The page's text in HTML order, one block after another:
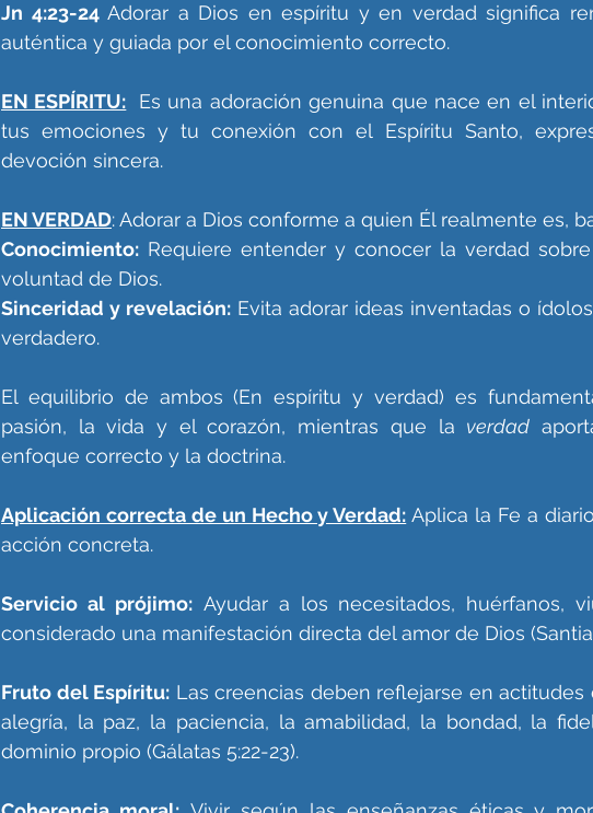
Jn 4:23-24 Adorar a Dios en espíritu y en verdad significa
auténtica y guiada por el conocimiento correcto.
EN ESPÍRITU:
Es una adoración genuina que nace en el
tus emociones y tu conexión con el Espíritu Santo,
devoción sincera.
EN VERDAD: Adorar a Dios conforme a quien Él realmente es,
Conocimiento: Requiere entender y conocer la verdad
voluntad de Dios.
Sinceridad y revelación: Evita adorar ideas inventadas o
verdadero.
El equilibrio de ambos (En espíritu y verdad) es
pasión, la vida y el corazón, mientras que la verdad
enfoque correcto y la doctrina.
Aplicación correcta de un Hecho y Verdad: Aplica la Fe a
acción concreta.
Servicio al prójimo: Ayudar a los necesitados, huérfanos,
considerado una manifestación directa del amor de Dios
Fruto del Espíritu: Las creencias deben reflejarse en actitudes
alegría, la paz, la paciencia, la amabilidad, la bondad, la
dominio propio (Gálatas 5:22-23).